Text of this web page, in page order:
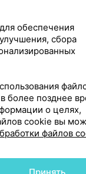
обеспечения
сбора
более позднее
о целях,
cookie вы
файлов
Принять